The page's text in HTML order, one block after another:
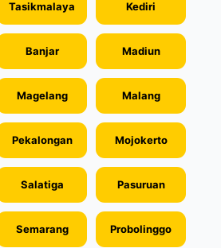
Tasikmalaya Kediri
Banjar Madiun
Magelang Malang
Pekalongan Mojokerto
Salatiga Pasuruan
Semarang Probolinggo